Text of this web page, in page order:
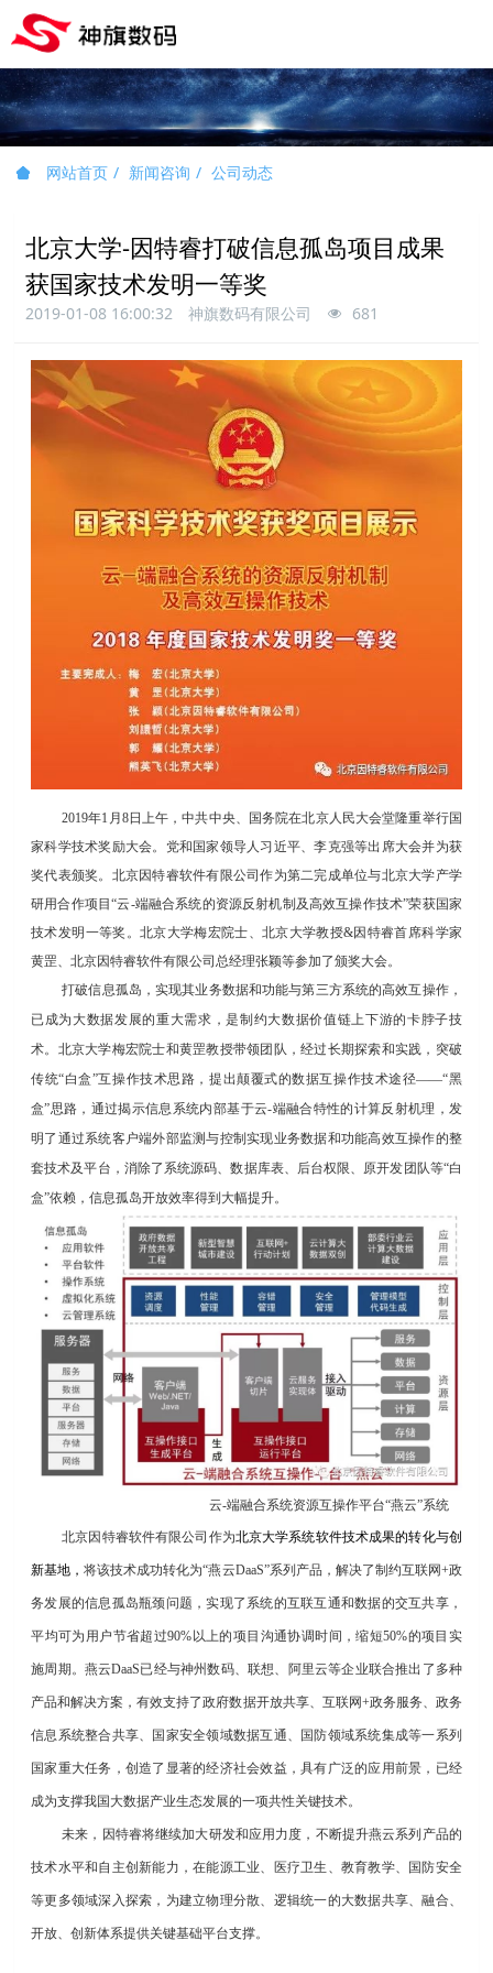
网站首页 新闻咨询 公司动态
北京大学-因特睿打破信息孤岛项目成果
获国家技术发明一等奖
2019-01-08 16:00:32 神旗数码有限公司 681
2019年1月8日上午，中共中央、国务院在北京人民大会堂隆重举行国
家科学技术奖励大会。党和国家领导人习近平、李克强等出席大会并为获
奖代表颁奖。北京因特睿软件有限公司作为第二完成单位与北京大学产学
研用合作项目“云-端融合系统的资源反射机制及高效互操作技术”荣获国家
技术发明一等奖。北京大学梅宏院士、北京大学教授&因特睿首席科学家
黄罡、北京因特睿软件有限公司总经理张颖等参加了颁奖大会。
打破信息孤岛，实现其业务数据和功能与第三方系统的高效互操作，
已成为大数据发展的重大需求，是制约大数据价值链上下游的卡脖子技
术。北京大学梅宏院士和黄罡教授带领团队，经过长期探索和实践，突破
传统“白盒”互操作技术思路，提出颠覆式的数据互操作技术途径——“黑
盒”思路，通过揭示信息系统内部基于云-端融合特性的计算反射机理，发
明了通过系统客户端外部监测与控制实现业务数据和功能高效互操作的整
套技术及平台，消除了系统源码、数据库表、后台权限、原开发团队等“白
盒”依赖，信息孤岛开放效率得到大幅提升。
云-端融合系统资源互操作平台“燕云”系统
北京因特睿软件有限公司作为北京大学系统软件技术成果的转化与创
新基地，将该技术成功转化为“燕云DaaS”系列产品，解决了制约互联网+政
务发展的信息孤岛瓶颈问题，实现了系统的互联互通和数据的交互共享，
平均可为用户节省超过90%以上的项目沟通协调时间，缩短50%的项目实
施周期。燕云DaaS已经与神州数码、联想、阿里云等企业联合推出了多种
产品和解决方案，有效支持了政府数据开放共享、互联网+政务服务、政务
信息系统整合共享、国家安全领域数据互通、国防领域系统集成等一系列
国家重大任务，创造了显著的经济社会效益，具有广泛的应用前景，已经
成为支撑我国大数据产业生态发展的一项共性关键技术。
未来，因特睿将继续加大研发和应用力度，不断提升燕云系列产品的
技术水平和自主创新能力，在能源工业、医疗卫生、教育教学、国防安全
等更多领域深入探索，为建立物理分散、逻辑统一的大数据共享、融合、
开放、创新体系提供关键基础平台支撑。